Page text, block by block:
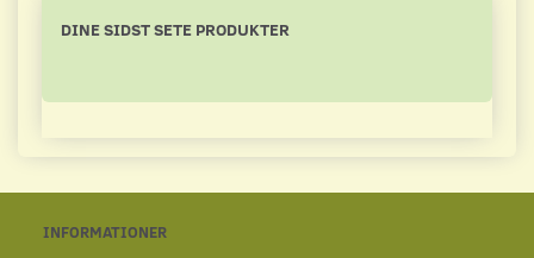
DINE SIDST SETE PRODUKTER
INFORMATIONER